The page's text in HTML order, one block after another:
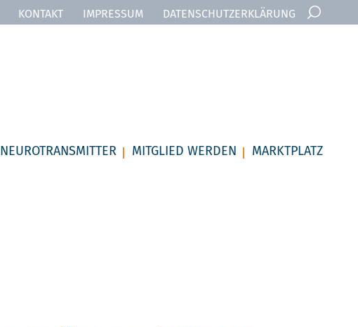
KONTAKT IMPRESSUM DATENSCHUTZ­ERKLÄRUNG
NEUROTRANSMITTER MITGLIED WERDEN MARKTPLATZ